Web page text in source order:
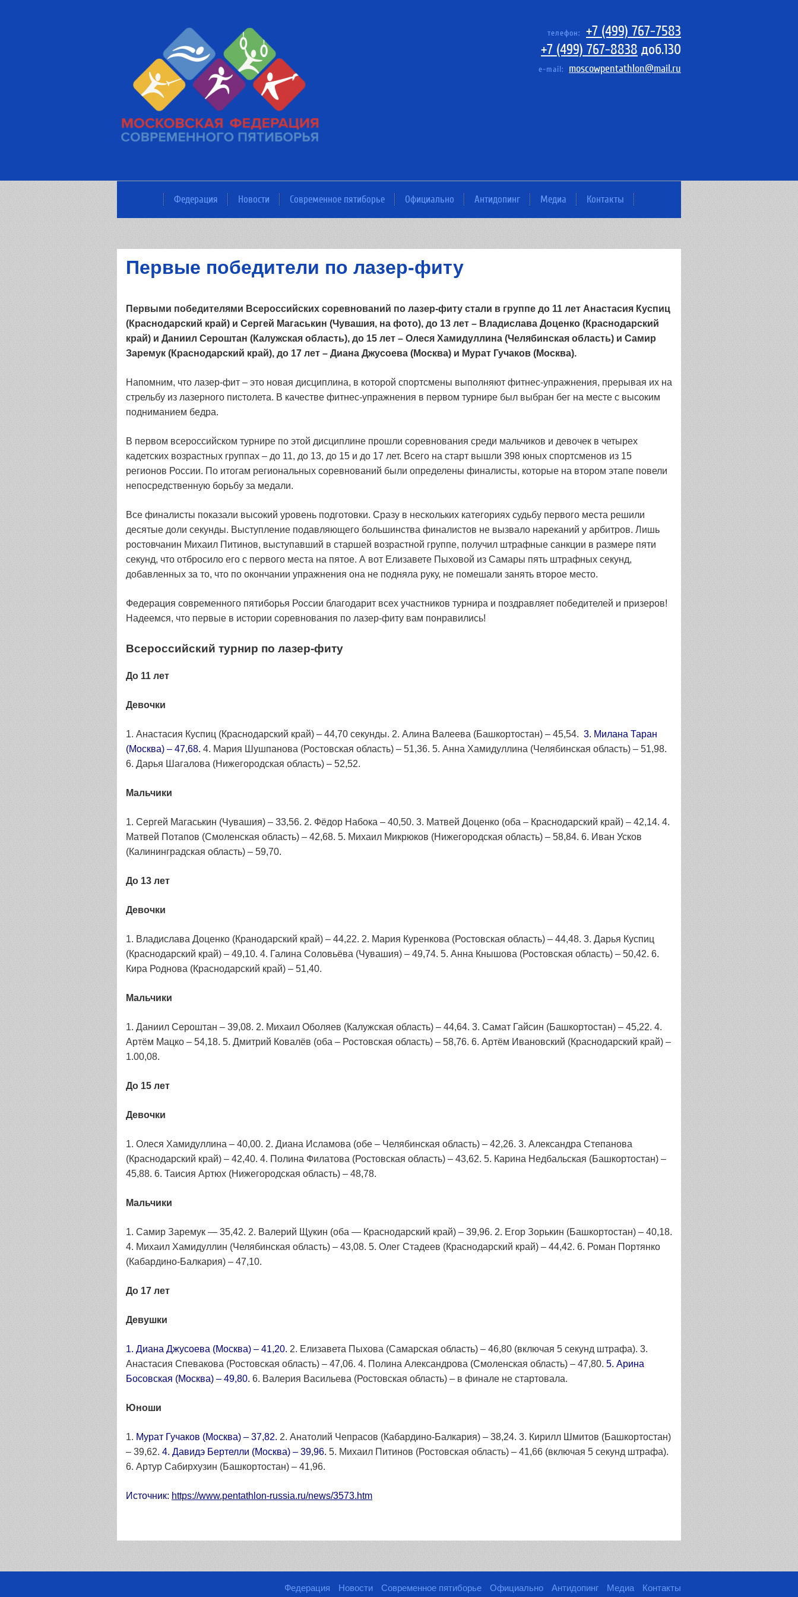
телефон:
+7 (499) 767-7583
+7 (499) 767-8838 доб.130
e-mail: moscowpentathlon@mail.ru
Федерация Новости Современное пятиборье Официально Антидопинг Медиа Контакты
Первые победители по лазер-фиту
Первыми победителями Всероссийских соревнований по лазер-фиту стали в группе до 11 лет Анастасия Куспиц
(Краснодарский край) и Сергей Магаськин (Чувашия, на фото), до 13 лет – Владислава Доценко (Краснодарский
край) и Даниил Сероштан (Калужская область), до 15 лет – Олеся Хамидуллина (Челябинская область) и Самир
Заремук (Краснодарский край), до 17 лет – Диана Джусоева (Москва) и Мурат Гучаков (Москва).
Напомним, что лазер-фит – это новая дисциплина, в которой спортсмены выполняют фитнес-упражнения, прерывая их на
стрельбу из лазерного пистолета. В качестве фитнес-упражнения в первом турнире был выбран бег на месте с высоким
подниманием бедра.
В первом всероссийском турнире по этой дисциплине прошли соревнования среди мальчиков и девочек в четырех
кадетских возрастных группах – до 11, до 13, до 15 и до 17 лет. Всего на старт вышли 398 юных спортсменов из 15
регионов России. По итогам региональных соревнований были определены финалисты, которые на втором этапе повели
непосредственную борьбу за медали.
Все финалисты показали высокий уровень подготовки. Сразу в нескольких категориях судьбу первого места решили
десятые доли секунды. Выступление подавляющего большинства финалистов не вызвало нареканий у арбитров. Лишь
ростовчанин Михаил Питинов, выступавший в старшей возрастной группе, получил штрафные санкции в размере пяти
секунд, что отбросило его с первого места на пятое. А вот Елизавете Пыховой из Самары пять штрафных секунд,
добавленных за то, что по окончании упражнения она не подняла руку, не помешали занять второе место.
Федерация современного пятиборья России благодарит всех участников турнира и поздравляет победителей и призеров!
Надеемся, что первые в истории соревнования по лазер-фиту вам понравились!
Всероссийский турнир по лазер-фиту
До 11 лет
Девочки
1. Анастасия Куспиц (Краснодарский край) – 44,70 секунды. 2. Алина Валеева (Башкортостан) – 45,54. 3. Милана Таран
(Москва) – 47,68. 4. Мария Шушпанова (Ростовская область) – 51,36. 5. Анна Хамидуллина (Челябинская область) – 51,98.
6. Дарья Шагалова (Нижегородская область) – 52,52.
Мальчики
1. Сергей Магаськин (Чувашия) – 33,56. 2. Фёдор Набока – 40,50. 3. Матвей Доценко (оба – Краснодарский край) – 42,14. 4.
Матвей Потапов (Смоленская область) – 42,68. 5. Михаил Микрюков (Нижегородская область) – 58,84. 6. Иван Усков
(Калининградская область) – 59,70.
До 13 лет
Девочки
1. Владислава Доценко (Кранодарский край) – 44,22. 2. Мария Куренкова (Ростовская область) – 44,48. 3. Дарья Куспиц
(Краснодарский край) – 49,10. 4. Галина Соловьёва (Чувашия) – 49,74. 5. Анна Кнышова (Ростовская область) – 50,42. 6.
Кира Роднова (Краснодарский край) – 51,40.
Мальчики
1. Даниил Сероштан – 39,08. 2. Михаил Оболяев (Калужская область) – 44,64. 3. Самат Гайсин (Башкортостан) – 45,22. 4.
Артём Мацко – 54,18. 5. Дмитрий Ковалёв (оба – Ростовская область) – 58,76. 6. Артём Ивановский (Краснодарский край) –
1.00,08.
До 15 лет
Девочки
1. Олеся Хамидуллина – 40,00. 2. Диана Исламова (обе – Челябинская область) – 42,26. 3. Александра Степанова
(Краснодарский край) – 42,40. 4. Полина Филатова (Ростовская область) – 43,62. 5. Карина Недбальская (Башкортостан) –
45,88. 6. Таисия Артюх (Нижегородская область) – 48,78.
Мальчики
1. Самир Заремук — 35,42. 2. Валерий Щукин (оба — Краснодарский край) – 39,96. 2. Егор Зорькин (Башкортостан) – 40,18.
4. Михаил Хамидуллин (Челябинская область) – 43,08. 5. Олег Стадеев (Краснодарский край) – 44,42. 6. Роман Портянко
(Кабардино-Балкария) – 47,10.
До 17 лет
Девушки
1. Диана Джусоева (Москва) – 41,20. 2. Елизавета Пыхова (Самарская область) – 46,80 (включая 5 секунд штрафа). 3.
Анастасия Спевакова (Ростовская область) – 47,06. 4. Полина Александрова (Смоленская область) – 47,80. 5. Арина
Босовская (Москва) – 49,80. 6. Валерия Васильева (Ростовская область) – в финале не стартовала.
Юноши
1. Мурат Гучаков (Москва) – 37,82. 2. Анатолий Чепрасов (Кабардино-Балкария) – 38,24. 3. Кирилл Шмитов (Башкортостан)
– 39,62. 4. Давидэ Бертелли (Москва) – 39,96. 5. Михаил Питинов (Ростовская область) – 41,66 (включая 5 секунд штрафа).
6. Артур Сабирхузин (Башкортостан) – 41,96.
Источник: https://www.pentathlon-russia.ru/news/3573.htm
Федерация Новости Современное пятиборье Официально Антидопинг Медиа Контакты